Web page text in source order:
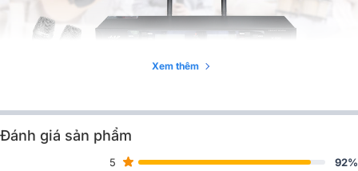
Đánh giá thiết kế Micro không dây AAP-K500
Xem thêm
Đánh giá sản phẩm
5
92%